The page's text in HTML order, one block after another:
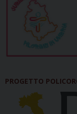
PROGETTO